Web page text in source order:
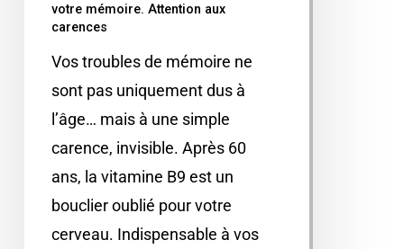
votre mémoire. Attention aux
carences
Vos troubles de mémoire ne
sont pas uniquement dus à
l’âge… mais à une simple
carence, invisible. Après 60
ans, la vitamine B9 est un
bouclier oublié pour votre
cerveau. Indispensable à vos